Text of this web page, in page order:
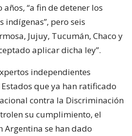
“a fin de detener los
indígenas”, pero seis
Jujuy, Tucumán, Chaco y
aplicar dicha ley”.
independientes
que ya han ratificado
contra la Discriminación
su cumplimiento, el
Argentina se han dado